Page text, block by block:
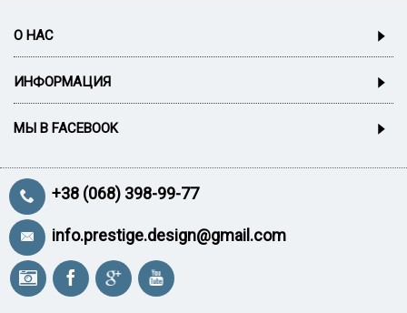
О НАС
ИНФОРМАЦИЯ
МЫ В FACEBOOK
+38 (068) 398-99-77
info.prestige.design@gmail.com